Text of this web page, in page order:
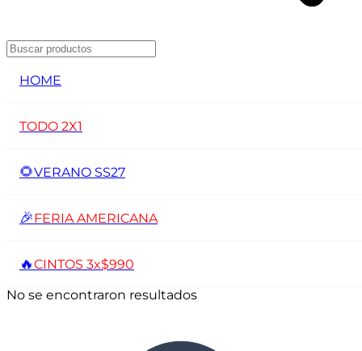
HOME
TODO 2X1
🌻VERANO SS27
🎉FERIA AMERICANA
🔥CINTOS 3x$990
No se encontraron resultados